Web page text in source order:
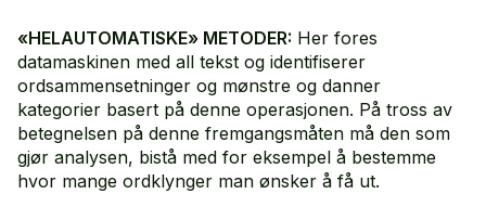
«HELAUTOMATISKE» METODER: Her fores
datamaskinen med all tekst og identifiserer
ordsammensetninger og mønstre og danner
kategorier basert på denne operasjonen. På tross av
betegnelsen på denne fremgangsmåten må den som
gjør analysen, bistå med for eksempel å bestemme
hvor mange ordklynger man ønsker å få ut.